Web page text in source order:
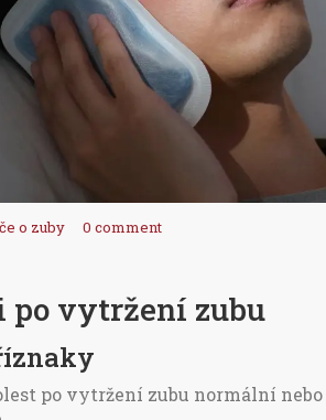
o zuby 0 comment
po vytržení zubu
po vytržení zubu normální